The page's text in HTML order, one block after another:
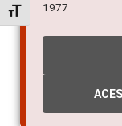
Alternar tamanho da
1977